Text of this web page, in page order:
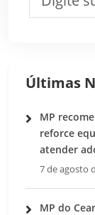
Últimas
MP
reforce
atender
7 de agosto
MP do